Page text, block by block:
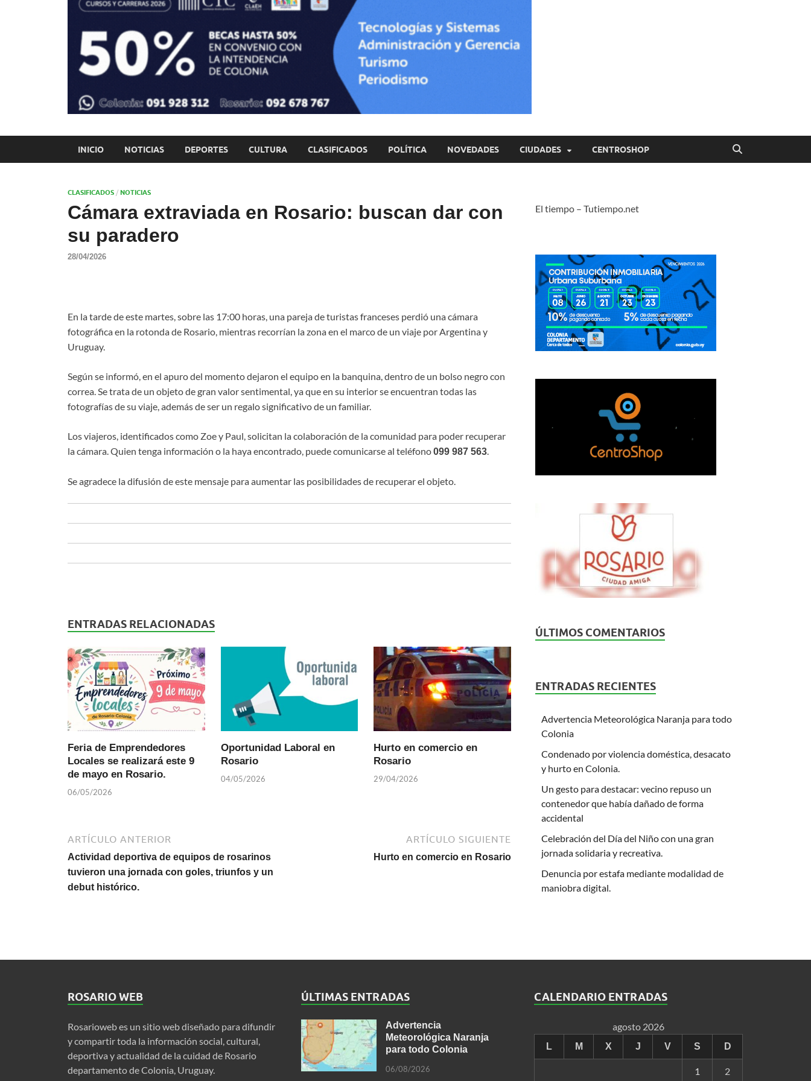
INICIO NOTICIAS DEPORTES CULTURA CLASIFICADOS POLÍTICA NOVEDADES CIUDADES CENTROSHOP
CLASIFICADOS / NOTICIAS
Cámara extraviada en Rosario: buscan dar con
su paradero
28/04/2026
En la tarde de este martes, sobre las 17:00 horas, una pareja de turistas franceses perdió una cámara
fotográfica en la rotonda de Rosario, mientras recorrían la zona en el marco de un viaje por Argentina y
Uruguay.
Según se informó, en el apuro del momento dejaron el equipo en la banquina, dentro de un bolso negro con
correa. Se trata de un objeto de gran valor sentimental, ya que en su interior se encuentran todas las
fotografías de su viaje, además de ser un regalo significativo de un familiar.
Los viajeros, identificados como Zoe y Paul, solicitan la colaboración de la comunidad para poder recuperar
la cámara. Quien tenga información o la haya encontrado, puede comunicarse al teléfono099 987 563
Se agradece la difusión de este mensaje para aumentar las posibilidades de recuperar el objeto.
ENTRADAS RELACIONADAS
Feria de Emprendedores
Locales se realizará este 9
de mayo en Rosario.
06/05/2026
Oportunidad Laboral en
Rosario
04/05/2026
Hurto en comercio en
Rosario
29/04/2026
ARTÍCULO ANTERIOR
Actividad deportiva de equipos de rosarinos
tuvieron una jornada con goles, triunfos y un
debut histórico.
ARTÍCULO SIGUIENTE
Hurto en comercio en Rosario
El tiempo – Tutiempo.net
ÚLTIMOS COMENTARIOS
ENTRADAS RECIENTES
Advertencia Meteorológica Naranja para todo
Colonia
Condenado por violencia doméstica, desacato
y hurto en Colonia.
Un gesto para destacar: vecino repuso un
contenedor que había dañado de forma
accidental
Celebración del Día del Niño con una gran
jornada solidaria y recreativa.
Denuncia por estafa mediante modalidad de
maniobra digital.
ROSARIO WEB
Rosarioweb es un sitio web diseñado para difundir
y compartir toda la información social, cultural,
deportiva y actualidad de la cuidad de Rosario
departamento de Colonia, Uruguay.
ÚLTIMAS ENTRADAS
Advertencia
Meteorológica Naranja
para todo Colonia
06/08/2026
CALENDARIO ENTRADAS
agosto 2026
L M X J V S D
1 2